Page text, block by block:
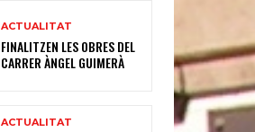
ACTUALITAT
FINALITZEN LES OBRES DEL
CARRER ÀNGEL GUIMERÀ
ACTUALITAT